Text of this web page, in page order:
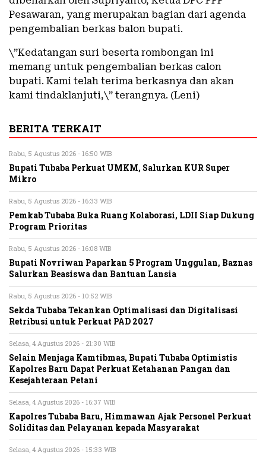
Pesawaran, yang merupakan bagian dari agenda
pengembalian berkas balon bupati.
\”Kedatangan suri beserta rombongan ini
memang untuk pengembalian berkas calon
bupati. Kami telah terima berkasnya dan akan
kami tindaklanjuti,\” terangnya. (Leni)
BERITA TERKAIT
Rabu, 5 Agustus 2026 - 16:50 WIB
Bupati Tubaba Perkuat UMKM, Salurkan KUR Super
Mikro
Rabu, 5 Agustus 2026 - 16:33 WIB
Pemkab Tubaba Buka Ruang Kolaborasi, LDII Siap Dukung
Program Prioritas
Rabu, 5 Agustus 2026 - 16:08 WIB
Bupati Novriwan Paparkan 5 Program Unggulan, Baznas
Salurkan Beasiswa dan Bantuan Lansia
Rabu, 5 Agustus 2026 - 10:52 WIB
Sekda Tubaba Tekankan Optimalisasi dan Digitalisasi
Retribusi untuk Perkuat PAD 2027
Selasa, 4 Agustus 2026 - 21:30 WIB
Selain Menjaga Kamtibmas, Bupati Tubaba Optimistis
Kapolres Baru Dapat Perkuat Ketahanan Pangan dan
Kesejahteraan Petani
Selasa, 4 Agustus 2026 - 16:37 WIB
Kapolres Tubaba Baru, Himmawan Ajak Personel Perkuat
Soliditas dan Pelayanan kepada Masyarakat
Selasa, 4 Agustus 2026 - 15:33 WIB